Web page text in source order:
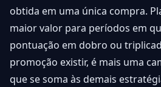
obtida em uma única compra.
maior valor para períodos em
pontuação em dobro ou
promoção existir, é mais uma
que se soma às demais